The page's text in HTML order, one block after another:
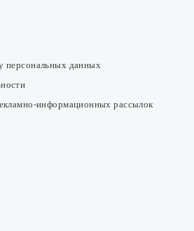
персональных данных
информационных рассылок